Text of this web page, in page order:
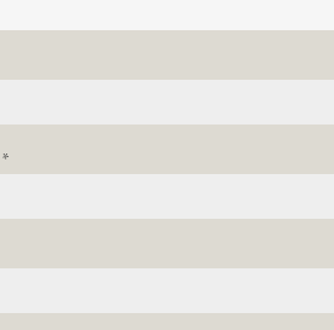
*